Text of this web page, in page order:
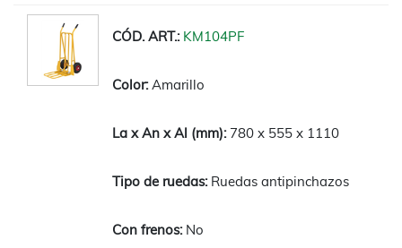
KM104PF
Amarillo
780 x 555 x 1110
Ruedas antipinchazos
No